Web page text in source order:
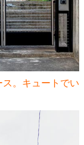
。キュートでい